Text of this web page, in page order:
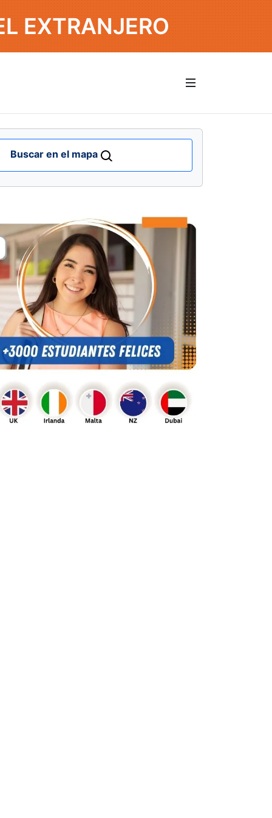
EXTRANJERO
Buscar en el mapa